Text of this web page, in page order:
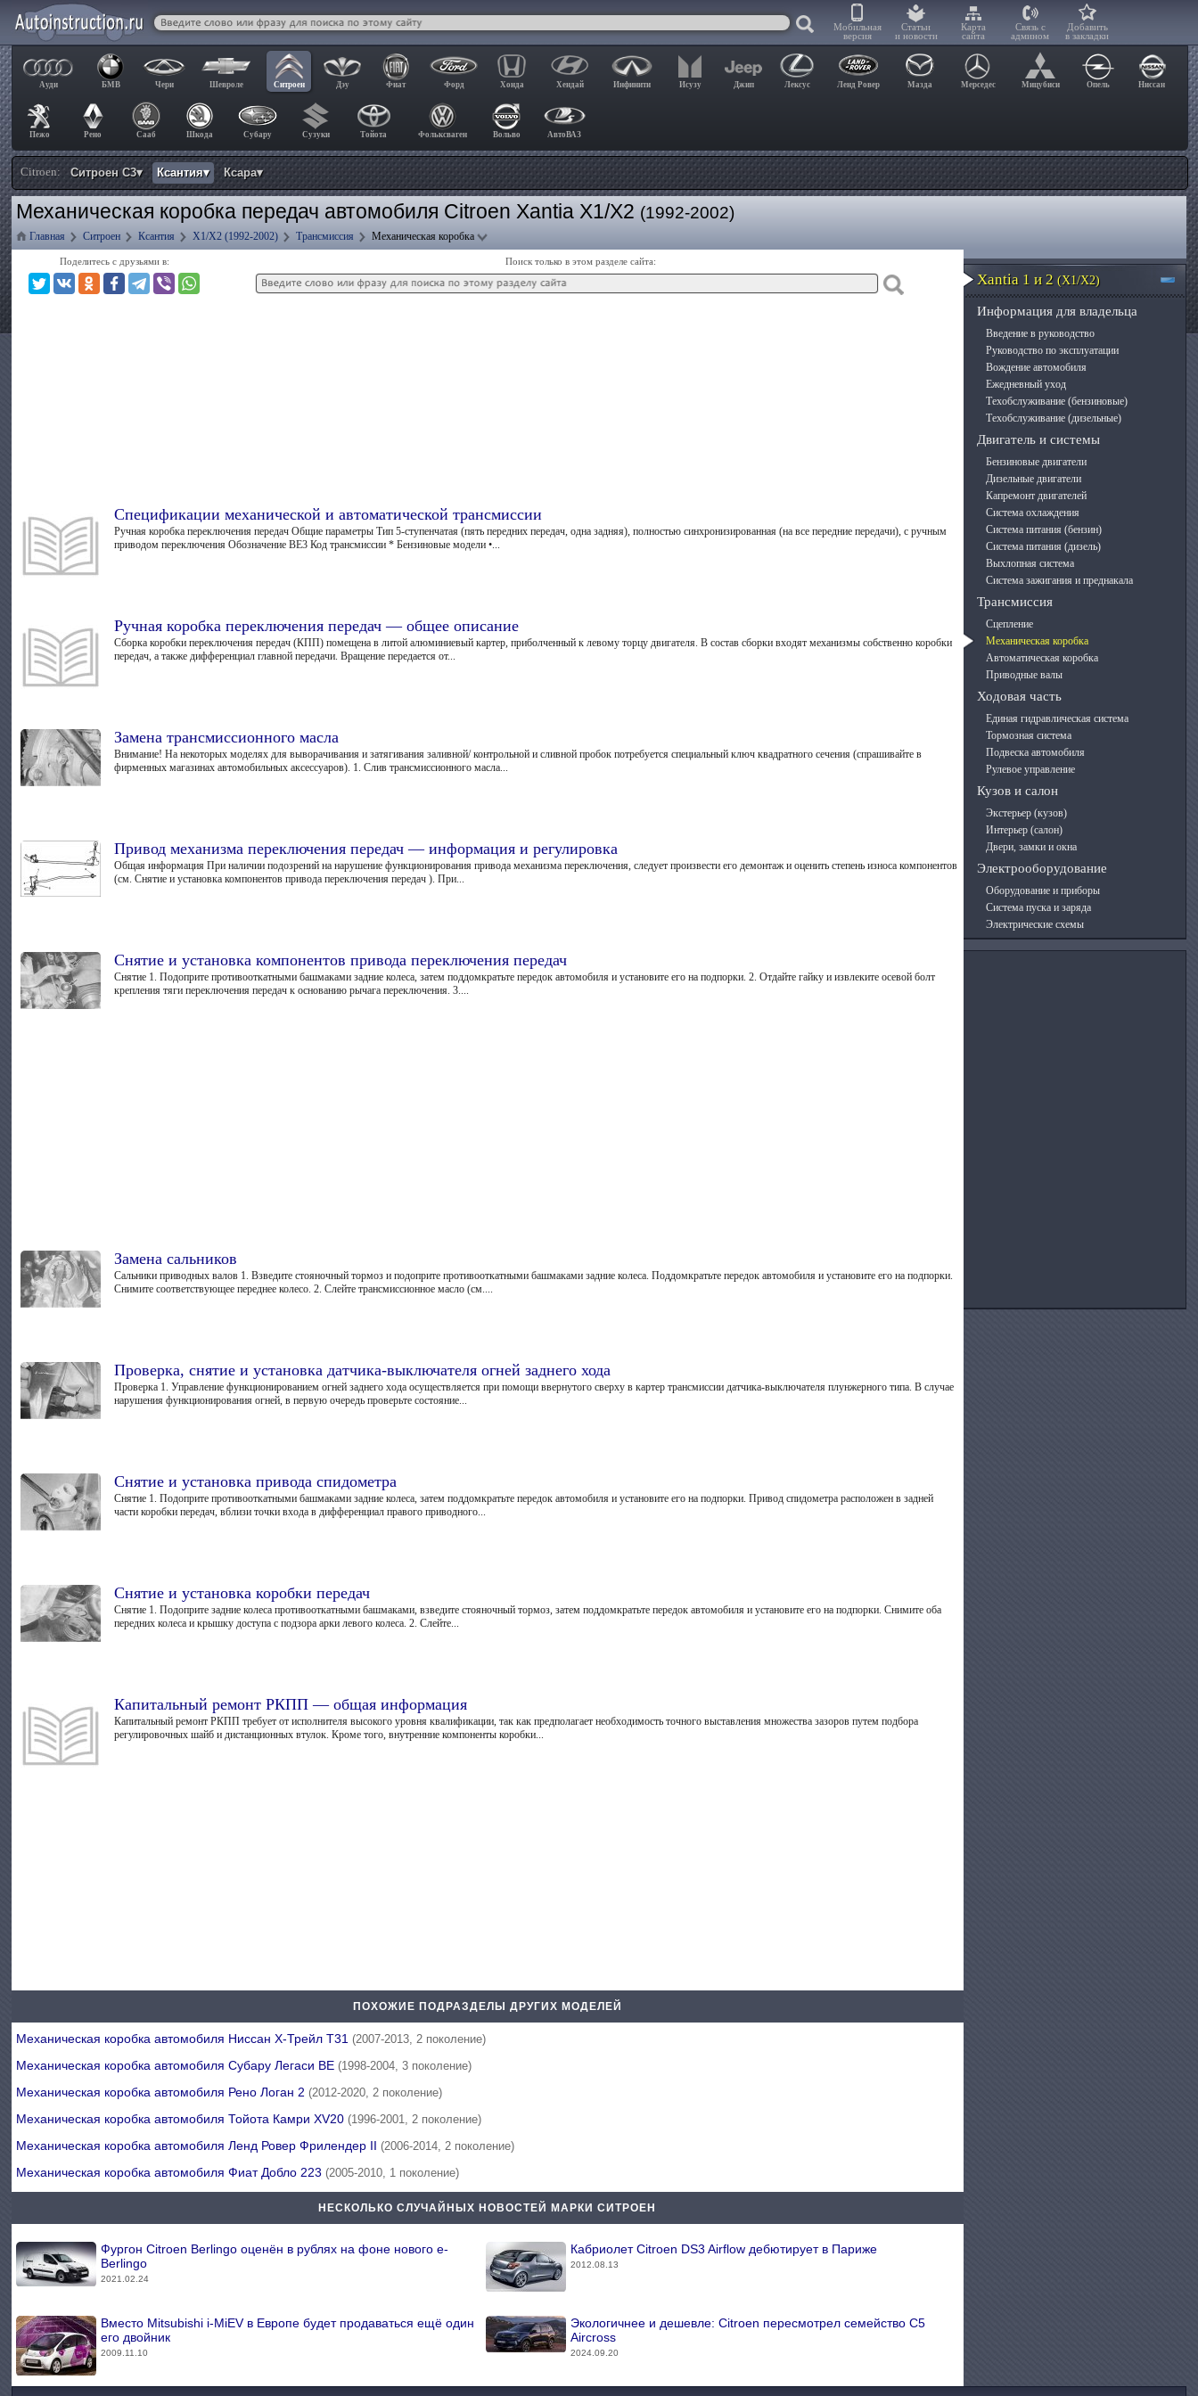
Мобильная
версия
Статьи
и новости
Карта
сайта
Связь с
админом
Добавить
в закладки
Ауди БМВ Чери Шевроле Ситроен Дэу Фиат Форд Хонда Хендай Инфинити Исузу Джип Лексус Ленд Ровер Мазда Мерседес Мицубиси Опель Ниссан
Пежо Рено Сааб Шкода Субару Сузуки Тойота Фольксваген Вольво АвтоВАЗ
Citroen: Ситроен С3▾ Ксантия▾ Ксара▾
Механическая коробка передач автомобиля Citroen Xantia X1/X2 (1992-2002)
Главная Ситроен Ксантия X1/X2 (1992-2002) Трансмиссия Механическая коробка
Поделитесь с друзьями в: Поиск только в этом разделе сайта:
Спецификации механической и автоматической трансмиссии
Ручная коробка переключения передач Общие параметры Тип 5-ступенчатая (пять передних передач, одна задняя), полностью синхронизированная (на все передние передачи), с ручным
приводом переключения Обозначение ВЕ3 Код трансмиссии * Бензиновые модели •...
Ручная коробка переключения передач — общее описание
Сборка коробки переключения передач (КПП) помещена в литой алюминиевый картер, приболченный к левому торцу двигателя. В состав сборки входят механизмы собственно коробки
передач, а также дифференциал главной передачи. Вращение передается от...
Замена трансмиссионного масла
Внимание! На некоторых моделях для выворачивания и затягивания заливной/ контрольной и сливной пробок потребуется специальный ключ квадратного сечения (спрашивайте в
фирменных магазинах автомобильных аксессуаров). 1. Слив трансмиссионного масла...
Привод механизма переключения передач — информация и регулировка
Общая информация При наличии подозрений на нарушение функционирования привода механизма переключения, следует произвести его демонтаж и оценить степень износа компонентов
(см. Снятие и установка компонентов привода переключения передач ). При...
Снятие и установка компонентов привода переключения передач
Снятие 1. Подоприте противооткатными башмаками задние колеса, затем поддомкратьте передок автомобиля и установите его на подпорки. 2. Отдайте гайку и извлеките осевой болт
крепления тяги переключения передач к основанию рычага переключения. 3....
Замена сальников
Сальники приводных валов 1. Взведите стояночный тормоз и подоприте противооткатными башмаками задние колеса. Поддомкратьте передок автомобиля и установите его на подпорки.
Снимите соответствующее переднее колесо. 2. Слейте трансмиссионное масло (см....
Проверка, снятие и установка датчика-выключателя огней заднего хода
Проверка 1. Управление функционированием огней заднего хода осуществляется при помощи ввернутого сверху в картер трансмиссии датчика-выключателя плунжерного типа. В случае
нарушения функционирования огней, в первую очередь проверьте состояние...
Снятие и установка привода спидометра
Снятие 1. Подоприте противооткатными башмаками задние колеса, затем поддомкратьте передок автомобиля и установите его на подпорки. Привод спидометра расположен в задней
части коробки передач, вблизи точки входа в дифференциал правого приводного...
Снятие и установка коробки передач
Снятие 1. Подоприте задние колеса противооткатными башмаками, взведите стояночный тормоз, затем поддомкратьте передок автомобиля и установите его на подпорки. Снимите оба
передних колеса и крышку доступа с подзора арки левого колеса. 2. Слейте...
Капитальный ремонт РКПП — общая информация
Капитальный ремонт РКПП требует от исполнителя высокого уровня квалификации, так как предполагает необходимость точного выставления множества зазоров путем подбора
регулировочных шайб и дистанционных втулок. Кроме того, внутренние компоненты коробки...
ПОХОЖИЕ ПОДРАЗДЕЛЫ ДРУГИХ МОДЕЛЕЙ
Механическая коробка автомобиля Ниссан Х-Трейл Т31(2007-2013, 2 поколение)
Механическая коробка автомобиля Субару Легаси BE(1998-2004, 3 поколение)
Механическая коробка автомобиля Рено Логан 2(2012-2020, 2 поколение)
Механическая коробка автомобиля Тойота Камри XV20(1996-2001, 2 поколение)
Механическая коробка автомобиля Ленд Ровер Фрилендер II(2006-2014, 2 поколение)
Механическая коробка автомобиля Фиат Добло 223(2005-2010, 1 поколение)
НЕСКОЛЬКО СЛУЧАЙНЫХ НОВОСТЕЙ МАРКИ СИТРОЕН
Фургон Citroen Berlingo оценён в рублях на фоне нового e-
Berlingo
2021.02.24
Кабриолет Citroen DS3 Airflow дебютирует в Париже
2012.08.13
Вместо Mitsubishi i-MiEV в Европе будет продаваться ещё один
его двойник
2009.11.10
Экологичнее и дешевле: Citroen пересмотрел семейство C5
Aircross
2024.09.20
Xantia 1 и 2 (X1/X2)
Информация для владельца
Введение в руководство
Руководство по эксплуатации
Вождение автомобиля
Ежедневный уход
Техобслуживание (бензиновые)
Техобслуживание (дизельные)
Двигатель и системы
Бензиновые двигатели
Дизельные двигатели
Капремонт двигателей
Система охлаждения
Система питания (бензин)
Система питания (дизель)
Выхлопная система
Система зажигания и преднакала
Трансмиссия
Сцепление
Механическая коробка
Автоматическая коробка
Приводные валы
Ходовая часть
Единая гидравлическая система
Тормозная система
Подвеска автомобиля
Рулевое управление
Кузов и салон
Экстерьер (кузов)
Интерьер (салон)
Двери, замки и окна
Электрооборудование
Оборудование и приборы
Система пуска и заряда
Электрические схемы